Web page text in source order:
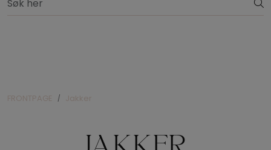
Skip to main content
FRONTPAGE Jakker